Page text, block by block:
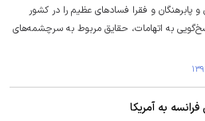
و فقرا فسادهای عظیم را در کشور
به اتهامات، حقایق مربوط به سرچشمه‌های
به آمریکا